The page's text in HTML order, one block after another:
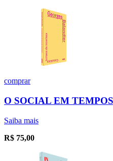
comprar
O SOCIAL EM
Saiba mais
R$ 75,00